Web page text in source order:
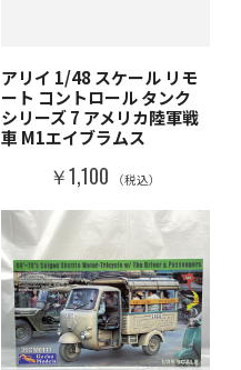
アリイ 1/48 スケール リモ
ート コントロール タンク
シリーズ 7 アメリカ陸軍戦
車 M1エイブラムス
￥1,100 （税込）